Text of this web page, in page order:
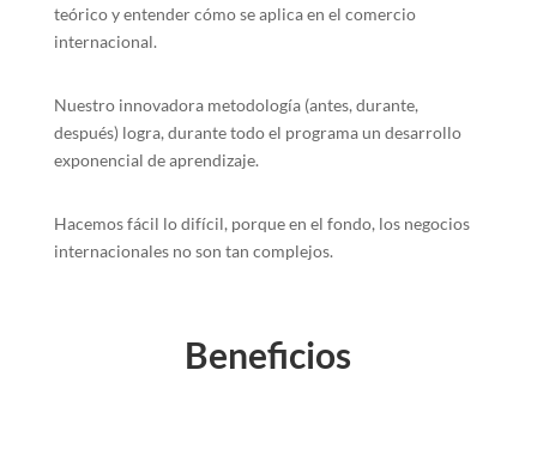
teórico y entender cómo se aplica en el comercio
internacional.
Nuestro innovadora metodología (antes, durante,
después) logra, durante todo el programa un desarrollo
exponencial de aprendizaje.
Hacemos fácil lo difícil, porque en el fondo, los negocios
internacionales no son tan complejos.
Beneficios